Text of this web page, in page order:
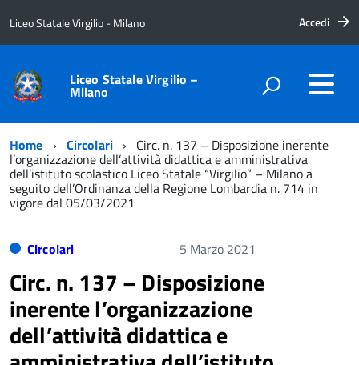
Liceo Statale Virgilio - Milano Accedi
Liceo Statale Virgilio –
Milano
Home Circolari Circ. n. 137 – Disposizione inerente
l’organizzazione dell’attività didattica e amministrativa
dell’istituto scolastico Liceo Statale “Virgilio” – Milano a
seguito dell’Ordinanza della Regione Lombardia n. 714 in
vigore dal 05/03/2021
Circolari 5 Marzo 2021
Circ. n. 137 – Disposizione
inerente l’organizzazione
dell’attività didattica e